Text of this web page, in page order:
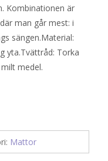
Kombinationen är
man går mest: i
sängen.Material:
yta.Tvättråd: Torka
medel.
Mattor